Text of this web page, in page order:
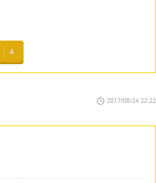
4
2017/08/24 22:22